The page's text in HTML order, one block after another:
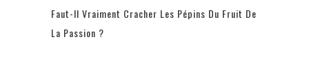
Faut-Il Vraiment Cracher Les Pépins Du Fruit De
La Passion ?